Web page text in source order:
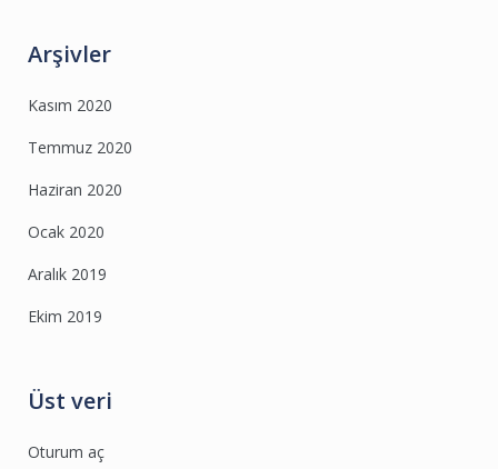
Arşivler
Kasım 2020
Temmuz 2020
Haziran 2020
Ocak 2020
Aralık 2019
Ekim 2019
Üst veri
Oturum aç